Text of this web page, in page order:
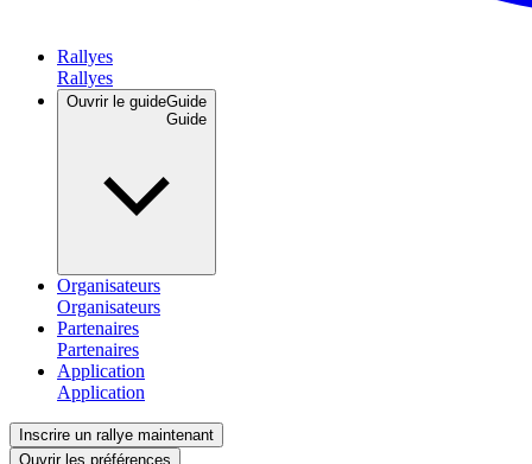
Rallyes
Ouvrir le guideGuide
Organisateurs
Partenaires
Application
Inscrire un rallye maintenant
Ouvrir les préférences